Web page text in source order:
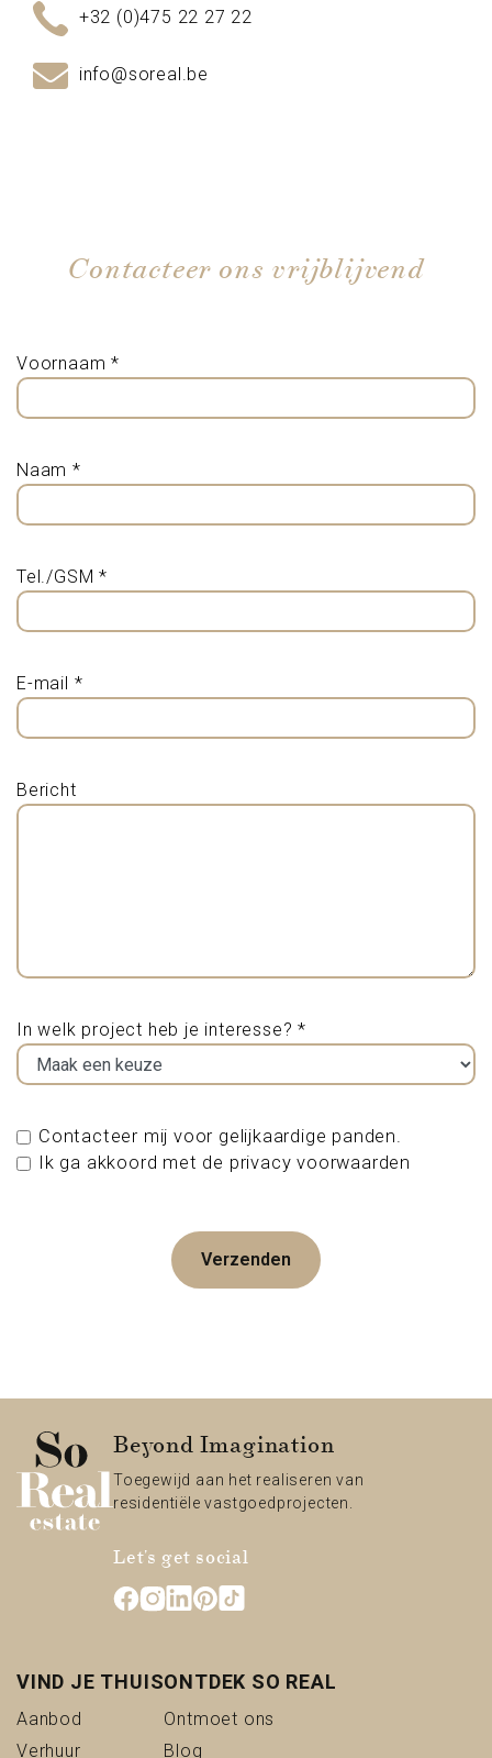
+32 (0)475 22 27 22
info@soreal.be
Contacteer ons vrijblijvend
Voornaam *
Naam *
Tel./GSM *
E-mail *
Bericht
In welk project heb je interesse? *
Contacteer mij voor gelijkaardige panden.
Ik ga akkoord met de privacy voorwaarden
Verzenden
Beyond Imagination
Toegewijd aan het realiseren van
residentiële vastgoedprojecten.
Let's get social
VIND JE THUIS
Aanbod
Verhuur(Verhuur)
ONTDEK SO REAL
Ontmoet ons
Blog